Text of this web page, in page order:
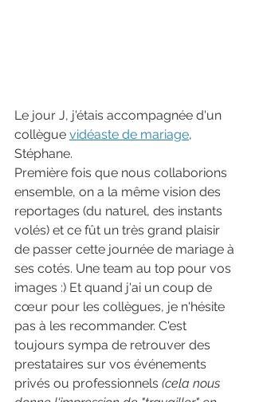
Le jour J, j'étais accompagnée d'un
collègue vidéaste de mariage,
Stéphane.
Première fois que nous collaborions
ensemble, on a la même vision des
reportages (du naturel, des instants
volés) et ce fût un très grand plaisir
de passer cette journée de mariage à
ses cotés. Une team au top pour vos
images :) Et quand j'ai un coup de
cœur pour les collègues, je n'hésite
pas à les recommander. C'est
toujours sympa de retrouver des
prestataires sur vos événements
privés ou professionnels (cela nous